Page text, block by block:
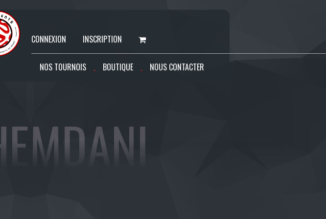
CONNEXION INSCRIPTION
NOS TOURNOIS BOUTIQUE NOUS CONTACTER